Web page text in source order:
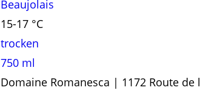
Beaujolais
15-17 °C
trocken
750 ml
Domaine Romanesca | 1172 Route